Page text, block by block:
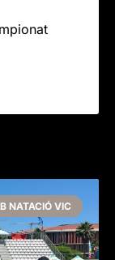
NATACIÓ VIC